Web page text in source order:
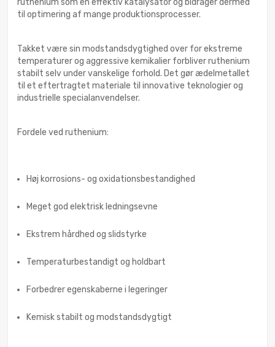
ruthenium som en effektiv katalysator og bidrager dermed
til optimering af mange produktionsprocesser.
Takket være sin modstandsdygtighed over for ekstreme
temperaturer og aggressive kemikalier forbliver ruthenium
stabilt selv under vanskelige forhold. Det gør ædelmetallet
til et eftertragtet materiale til innovative teknologier og
industrielle specialanvendelser.
Fordele ved ruthenium:
Høj korrosions- og oxidationsbestandighed
Meget god elektrisk ledningsevne
Ekstrem hårdhed og slidstyrke
Temperaturbestandigt og holdbart
Forbedrer egenskaberne i legeringer
Kemisk stabilt og modstandsdygtigt